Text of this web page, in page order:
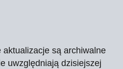
aktualizacje są archiwalne
uwzględniają dzisiejszej